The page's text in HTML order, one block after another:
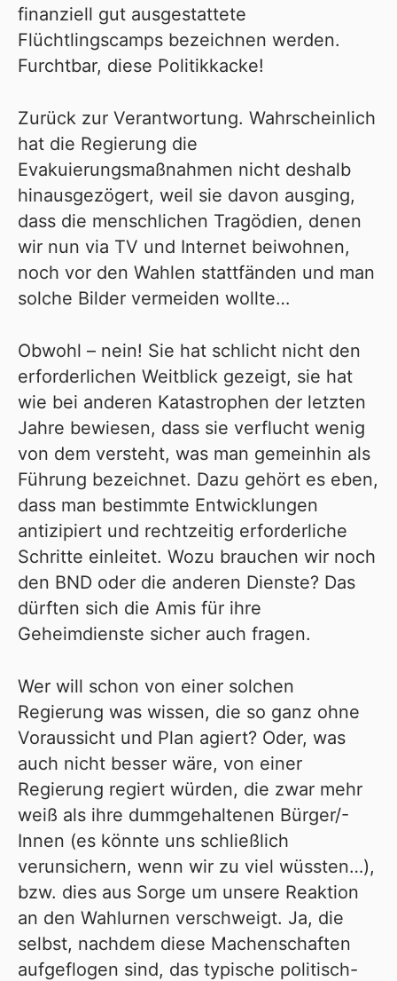
finanziell gut ausgestattete
Flüchtlingscamps bezeichnen werden.
Furchtbar, diese Politikkacke!
Zurück zur Verantwortung. Wahrscheinlich
hat die Regierung die
Evakuierungsmaßnahmen nicht deshalb
hinausgezögert, weil sie davon ausging,
dass die menschlichen Tragödien, denen
wir nun via TV und Internet beiwohnen,
noch vor den Wahlen stattfänden und man
solche Bilder vermeiden wollte…
Obwohl – nein! Sie hat schlicht nicht den
erforderlichen Weitblick gezeigt, sie hat
wie bei anderen Katastrophen der letzten
Jahre bewiesen, dass sie verflucht wenig
von dem versteht, was man gemeinhin als
Führung bezeichnet. Dazu gehört es eben,
dass man bestimmte Entwicklungen
antizipiert und rechtzeitig erforderliche
Schritte einleitet. Wozu brauchen wir noch
den BND oder die anderen Dienste? Das
dürften sich die Amis für ihre
Geheimdienste sicher auch fragen.
Wer will schon von einer solchen
Regierung was wissen, die so ganz ohne
Voraussicht und Plan agiert? Oder, was
auch nicht besser wäre, von einer
Regierung regiert würden, die zwar mehr
weiß als ihre dummgehaltenen Bürger/-
Innen (es könnte uns schließlich
verunsichern, wenn wir zu viel wüssten…),
bzw. dies aus Sorge um unsere Reaktion
an den Wahlurnen verschweigt. Ja, die
selbst, nachdem diese Machenschaften
aufgeflogen sind, das typische politisch-